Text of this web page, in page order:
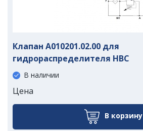
Клапан A010201.02.00 для
гидрораспределителя HBC
В наличии
Цена
В корзину